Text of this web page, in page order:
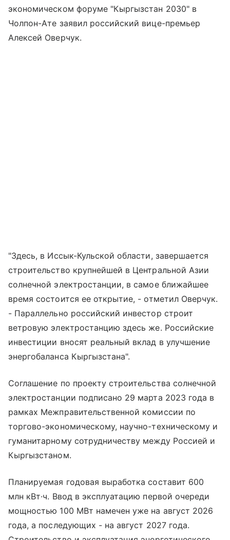
экономическом форуме "Кыргызстан 2030" в
Чолпон-Ате заявил российский вице-премьер
Алексей Оверчук.
"Здесь, в Иссык-Кульской области, завершается
строительство крупнейшей в Центральной Азии
солнечной электростанции, в самое ближайшее
время состоится ее открытие, - отметил Оверчук.
- Параллельно российский инвестор строит
ветровую электростанцию здесь же. Российские
инвестиции вносят реальный вклад в улучшение
энергобаланса Кыргызстана".
Соглашение по проекту строительства солнечной
электростанции подписано 29 марта 2023 года в
рамках Межправительственной комиссии по
торгово-экономическому, научно-техническому и
гуманитарному сотрудничеству между Россией и
Кыргызстаном.
Планируемая годовая выработка составит 600
млн кВт·ч. Ввод в эксплуатацию первой очереди
мощностью 100 МВт намечен уже на август 2026
года, а последующих - на август 2027 года.